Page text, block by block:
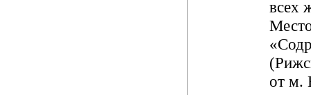
всех
от м.